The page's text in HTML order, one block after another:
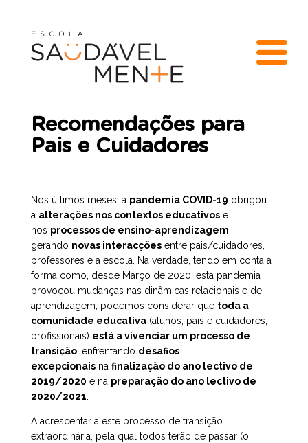
Recomendações para
Pais e Cuidadores
Nos últimos meses, a pandemia COVID-19 obrigou
a alterações nos contextos educativos e
nos processos de ensino-aprendizagem
gerando novas interacções entre pais/cuidadores,
professores e a escola. Na verdade, tendo em conta a
forma como, desde Março de 2020, esta pandemia
provocou mudanças nas dinâmicas relacionais e de
aprendizagem, podemos considerar que toda a
comunidade educativa (alunos, pais e cuidadores,
profissionais) está a vivenciar um processo de
transição , enfrentando desafios
excepcionais na finalização do ano lectivo de
2019/2020 e na preparação do ano lectivo de
2020/2021
A acrescentar a este processo de transição
extraordinária, pela qual todos terão de passar (o